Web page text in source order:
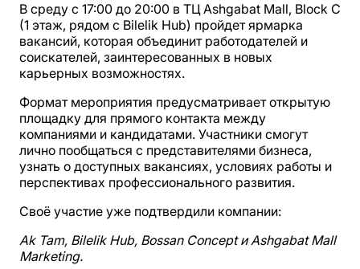
В среду с 17:00 до 20:00 в ТЦ Ashgabat Mall, Block C
(1 этаж, рядом с Bilelik Hub) пройдет ярмарка
вакансий, которая объединит работодателей и
соискателей, заинтересованных в новых
карьерных возможностях.
Формат мероприятия предусматривает открытую
площадку для прямого контакта между
компаниями и кандидатами. Участники смогут
лично пообщаться с представителями бизнеса,
узнать о доступных вакансиях, условиях работы и
перспективах профессионального развития.
Своё участие уже подтвердили компании:
Ak Tam, Bilelik Hub, Bossan Concept и Ashgabat Mall
Marketing.